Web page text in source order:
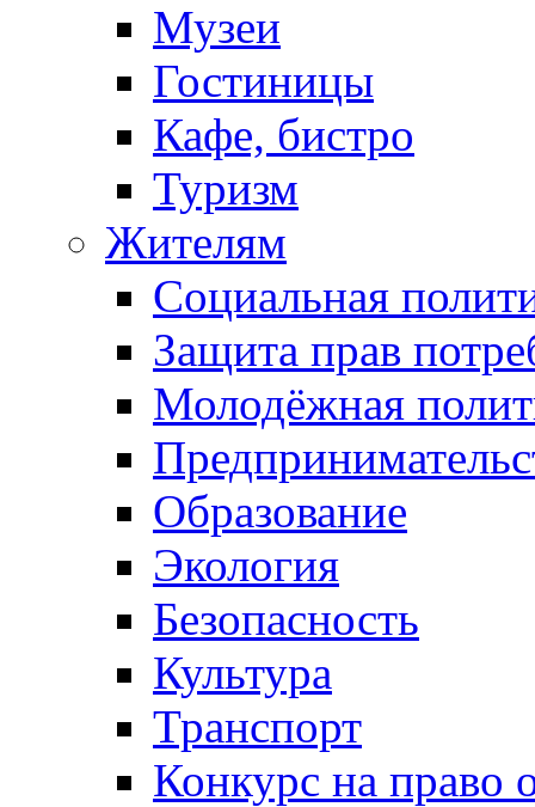
Музеи
Гостиницы
Кафе, бистро
Туризм
Жителям
Социальная
Защита прав
Молодёжная
Образование
Экология
Безопасность
Культура
Транспорт
Конкурс на право